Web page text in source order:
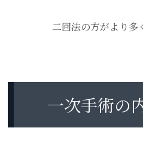
二回法の方がより多
一次手術の